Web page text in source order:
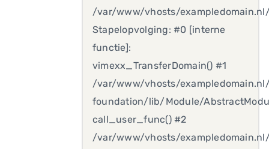
/var/www/vhosts/
Stapelopvolging: #0 [interne
functie]:
vimexx_TransferDomain() #1
/var/www/vhosts/
foundation/lib/Module/
call_user_func() #2
/var/www/vhosts/